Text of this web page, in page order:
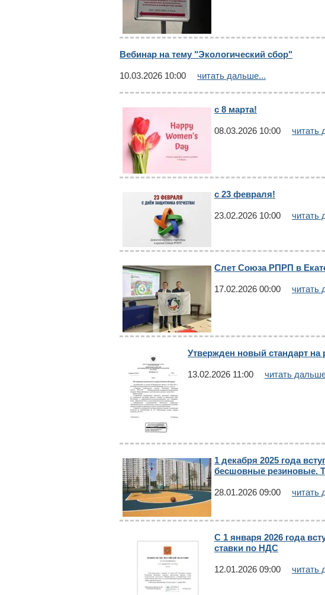
Вебинар на тему "Экологический сбор"
10.03.2026 10:00 читать дальше...
с 8 марта!
08.03.2026 10:00 читать
с 23 февраля!
23.02.2026 10:00 читать
Слет Союза РПРП в
17.02.2026 00:00 читать
Утвержден новый стандарт
13.02.2026 11:00 читать
1 декабря 2025 года
бесшовные резиновые.
28.01.2026 09:00 читать
С 1 января 2026 года
ставки по НДС
12.01.2026 09:00 читать